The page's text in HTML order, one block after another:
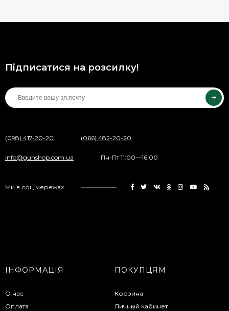
Підписатися на розсилку!
(098) 417-20-20 (066) 482-20-20
info@gunshop.com.ua Пн-Пт 11:00—16:00
Ми в соц.мережах
ІНФОРМАЦІЯ
О нас
Оплата
ПОКУПЦЯМ
Корзина
Личный кабинет